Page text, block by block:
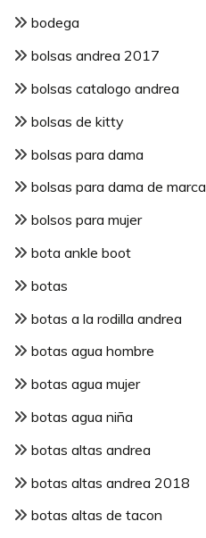
bodega
bolsas andrea 2017
bolsas catalogo andrea
bolsas de kitty
bolsas para dama
bolsas para dama de marca
bolsos para mujer
bota ankle boot
botas
botas a la rodilla andrea
botas agua hombre
botas agua mujer
botas agua niña
botas altas andrea
botas altas andrea 2018
botas altas de tacon